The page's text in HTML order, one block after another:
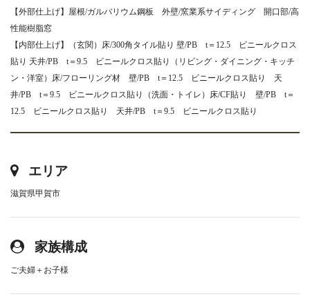
【外部仕上げ】屋根/ガルバリウム鋼板 外壁/窯業系サイディング 開口部/高
性能樹脂窓
【内部仕上げ】（玄関）床/300角タイル貼り 壁/PB t＝12.5 ビニールクロス
貼り 天井/PB t＝9.5 ビニールクロス貼り（リビング・ダイニング・キッチ
ン・洋室）床/フローリング材 壁/PB t＝12.5 ビニールクロス貼り 天
井/PB t＝9.5 ビニールクロス貼り（洗面・トイレ）床/CF貼り
壁/PB t＝
12.5 ビニールクロス貼り 天井/PB t＝9.5 ビニールクロス貼り
エリア
滋賀県甲賀市
家族構成
ご夫婦＋お子様